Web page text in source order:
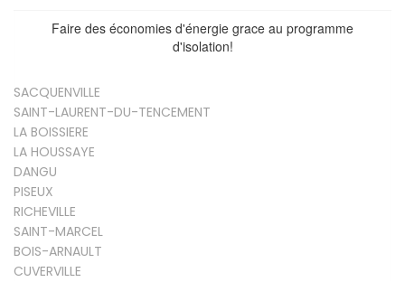
Faire des économies d'énergie grace au programme
d'isolation!
SACQUENVILLE
SAINT-LAURENT-DU-TENCEMENT
LA BOISSIERE
LA HOUSSAYE
DANGU
PISEUX
RICHEVILLE
SAINT-MARCEL
BOIS-ARNAULT
CUVERVILLE